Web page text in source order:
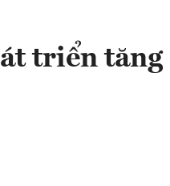
triển tăng